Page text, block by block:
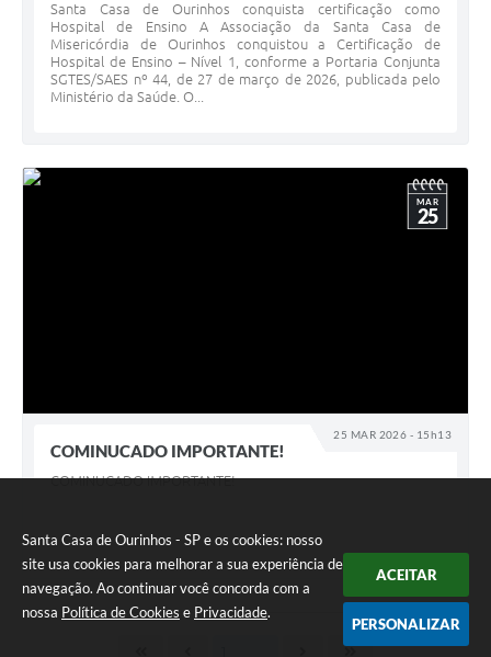
Santa Casa de Ourinhos - SP e os cookies: nosso
site usa cookies para melhorar a sua experiência de
navegação. Ao continuar você concorda com a
nossa Política de Cookies e Privacidade.
ACEITAR
PERSONALIZAR
Santa Casa de Ourinhos conquista certificação como
Hospital de Ensino A Associação da Santa Casa de
Misericórdia de Ourinhos conquistou a Certificação de
Hospital de Ensino – Nível 1, conforme a Portaria Conjunta
SGTES/SAES nº 44, de 27 de março de 2026, publicada pelo
Ministério da Saúde. O...
25 MAR 2026 - 15h13
MAR
25
COMINUCADO IMPORTANTE!
COMINUCADO IMPORTANTE!